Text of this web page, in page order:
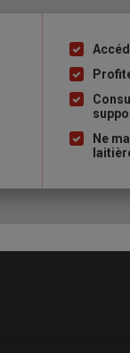
Liste
à
puce
Ne